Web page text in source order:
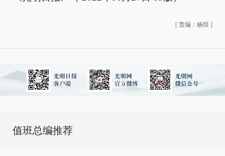
[ 责编：杨煜 ]
值班总编推荐